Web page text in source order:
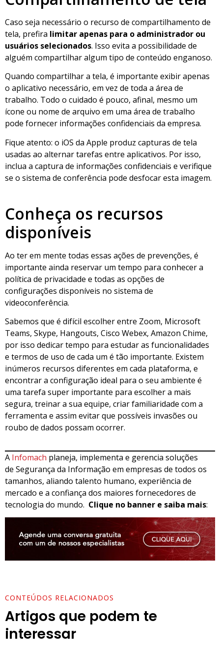
Caso seja necessário o recurso de compartilhamento de
tela, prefira limitar apenas para o administrador ou
usuários selecionados. Isso evita a possibilidade de
alguém compartilhar algum tipo de conteúdo enganoso.
Quando compartilhar a tela, é importante exibir apenas
o aplicativo necessário, em vez de toda a área de
trabalho. Todo o cuidado é pouco, afinal, mesmo um
ícone ou nome de arquivo em uma área de trabalho
pode fornecer informações confidenciais da empresa.
Fique atento: o iOS da Apple produz capturas de tela
usadas ​​ao alternar tarefas entre aplicativos. Por isso,
inclua a captura de informações confidenciais e verifique
se o sistema de conferência pode desfocar esta imagem.
Conheça os recursos
disponíveis
Ao ter em mente todas essas ações de prevenções, é
importante ainda reservar um tempo para conhecer a
política de privacidade e todas as opções de
configurações disponíveis no sistema de
videoconferência.
Sabemos que é difícil escolher entre Zoom, Microsoft
Teams, Skype, Hangouts, Cisco Webex, Amazon Chime,
por isso dedicar tempo para estudar as funcionalidades
e termos de uso de cada um é tão importante. Existem
inúmeros recursos diferentes em cada plataforma, e
encontrar a configuração ideal para o seu ambiente é
uma tarefa super importante para escolher a mais
segura, treinar a sua equipe, criar familiaridade com a
ferramenta e assim evitar que possíveis invasões ou
roubo de dados possam ocorrer.
A Infomach planeja, implementa e gerencia soluções
de Segurança da Informação em empresas de todos os
tamanhos, aliando talento humano, experiência de
mercado e a confiança dos maiores fornecedores de
tecnologia do mundo. Clique no banner e saiba mais:
CONTEÚDOS RELACIONADOS
Artigos que podem te
interessar